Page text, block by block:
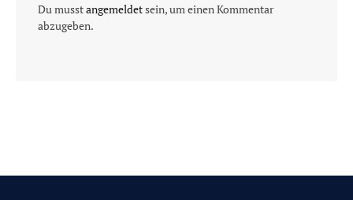
Du musstangemeldetsein, um einen Kommentar
abzugeben.